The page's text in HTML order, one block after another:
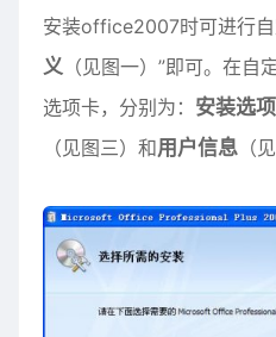
安装office2007时可进行
义 （见图一）”即可。在
选项卡，分别为： 安装选项
（见图三）和用户信息 （